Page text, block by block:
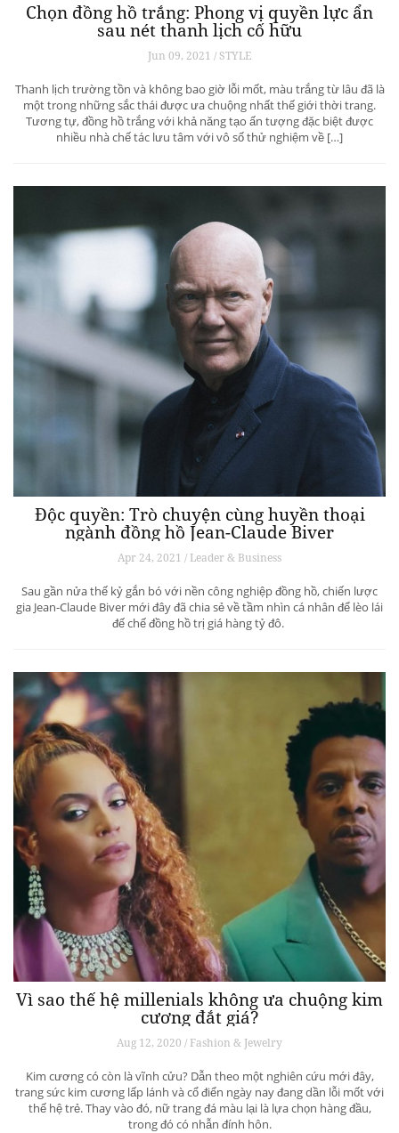
Chọn đồng hồ trắng: Phong vị quyền lực ẩn
sau nét thanh lịch cố hữu
Jun 09, 2021 / STYLE
Thanh lịch trường tồn và không bao giờ lỗi mốt, màu trắng từ lâu đã là
một trong những sắc thái được ưa chuộng nhất thế giới thời trang.
Tương tự, đồng hồ trắng với khả năng tạo ấn tượng đặc biệt được
nhiều nhà chế tác lưu tâm với vô số thử nghiệm về […]
Độc quyền: Trò chuyện cùng huyền thoại
ngành đồng hồ Jean-Claude Biver
Apr 24, 2021 / Leader & Business
Sau gần nửa thế kỷ gắn bó với nền công nghiệp đồng hồ, chiến lược
gia Jean-Claude Biver mới đây đã chia sẻ về tầm nhìn cá nhân để lèo lái
đế chế đồng hồ trị giá hàng tỷ đô.
Vì sao thế hệ millenials không ưa chuộng kim
cương đắt giá?
Aug 12, 2020 / Fashion & Jewelry
Kim cương có còn là vĩnh cửu? Dẫn theo một nghiên cứu mới đây,
trang sức kim cương lấp lánh và cổ điển ngày nay đang dần lỗi mốt với
thế hệ trẻ. Thay vào đó, nữ trang đá màu lại là lựa chọn hàng đầu,
trong đó có nhẫn đính hôn.